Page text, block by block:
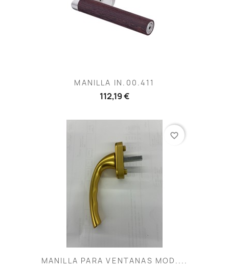
MANILLA IN.00.411
112,19 €
MANILLA PARA VENTANAS MOD....
favorite_border